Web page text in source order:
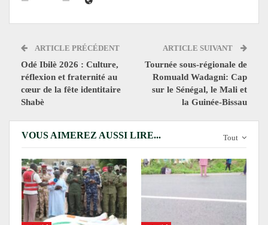
ARTICLE PRÉCÉDENT
Odé Ibilè 2026 : Culture,
réflexion et fraternité au
cœur de la fête identitaire
Shabè
ARTICLE SUIVANT
Tournée sous-régionale de
Romuald Wadagni: Cap
sur le Sénégal, le Mali et
la Guinée-Bissau
Tout
VOUS AIMEREZ AUSSI LIRE...